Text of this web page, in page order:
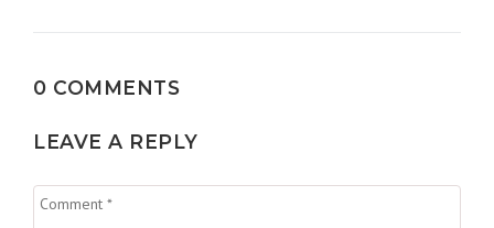
0 COMMENTS
LEAVE A REPLY